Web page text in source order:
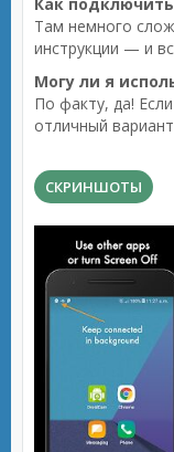
Там немного
инструкции — и
Могу ли я
По факту, да!
отличный
СКРИНШОТЫ